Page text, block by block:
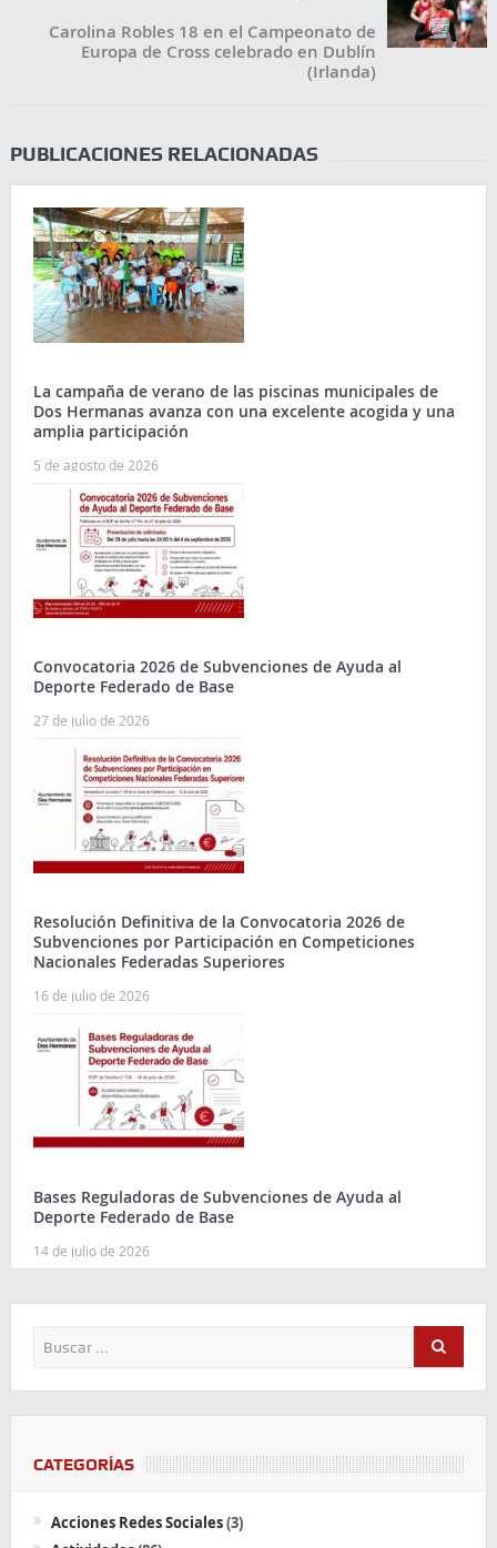
Carolina Robles 18 en el Campeonato de
Europa de Cross celebrado en Dublín
(Irlanda)
PUBLICACIONES RELACIONADAS
La campaña de verano de las piscinas municipales de
Dos Hermanas avanza con una excelente acogida y una
amplia participación
5 de agosto de 2026
Convocatoria 2026 de Subvenciones de Ayuda al
Deporte Federado de Base
27 de julio de 2026
Resolución Definitiva de la Convocatoria 2026 de
Subvenciones por Participación en Competiciones
Nacionales Federadas Superiores
16 de julio de 2026
Bases Reguladoras de Subvenciones de Ayuda al
Deporte Federado de Base
14 de julio de 2026
CATEGORÍAS
Acciones Redes Sociales(3)